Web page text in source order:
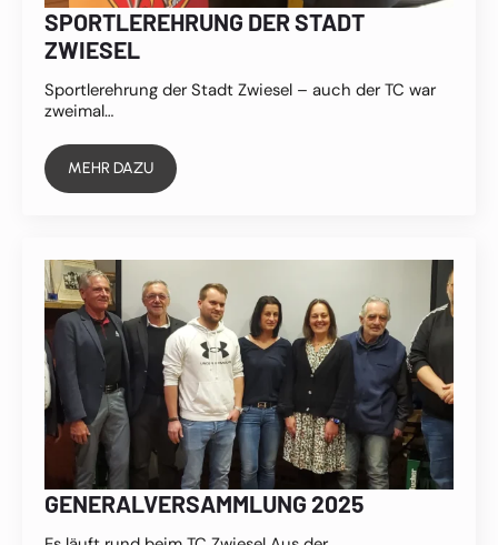
SPORTLEREHRUNG DER STADT
ZWIESEL
Sportlerehrung der Stadt Zwiesel – auch der TC war
zweimal…
MEHR DAZU
GENERALVERSAMMLUNG 2025